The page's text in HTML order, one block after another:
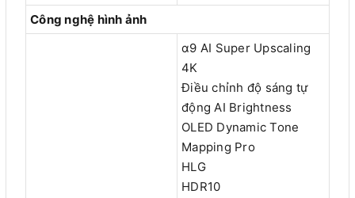
Công nghệ hình ảnh
α9 AI Super Upscaling
4K
Điều chỉnh độ sáng tự
động AI Brightness
OLED Dynamic Tone
Mapping Pro
HLG
HDR10